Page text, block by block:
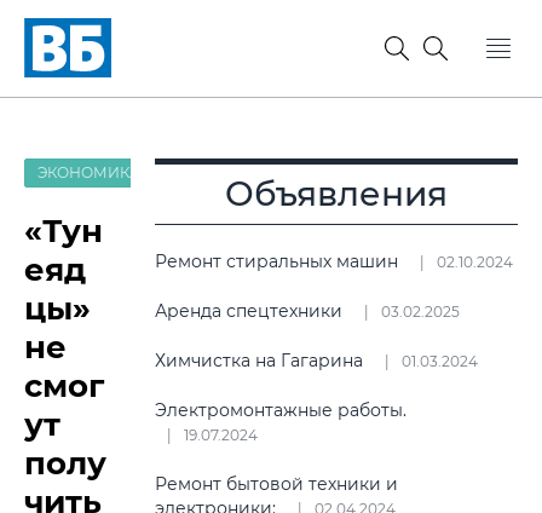
ЭКОНОМИКА
«Тун
еяд
цы»
не
смог
ут
полу
чить
Объявления
Ремонт стиральных машин 02.10.2024
Аренда спецтехники 03.02.2025
Химчистка на Гагарина 01.03.2024
Электромонтажные работы.
19.07.2024
Ремонт бытовой техники и
электроники:
02.04.2024